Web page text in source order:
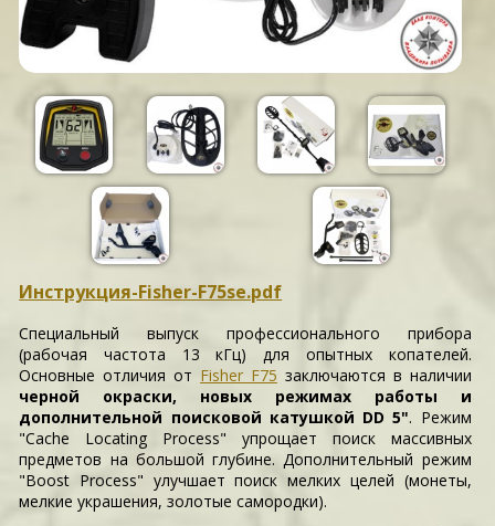
Инструкция-Fisher-F75se.pdf
Специальный выпуск профессионального прибора
(рабочая частота 13 кГц) для опытных копателей.
Основные отличия от Fisher F75 заключаются в наличии
черной окраски, новых режимах работы и
дополнительной поисковой катушкой DD 5". Режим
"Cache Locating Process" упрощает поиск массивных
предметов на большой глубине. Дополнительный режим
"Boost Process" улучшает поиск мелких целей (монеты,
мелкие украшения, золотые самородки).